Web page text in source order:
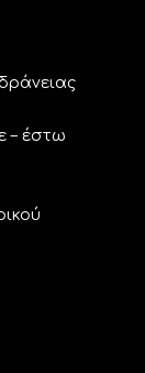
– έστω